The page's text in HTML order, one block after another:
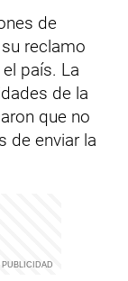
de
reclamo
país. La
de la
que no
de enviar la